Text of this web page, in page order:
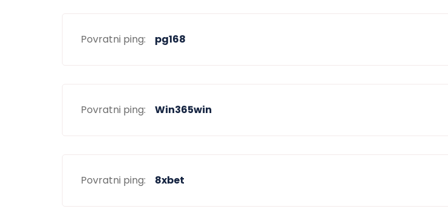
Povratni ping: pg168
Povratni ping: Win365win
Povratni ping: 8xbet